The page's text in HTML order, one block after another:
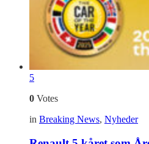
5
0 Votes
in Breaking News, Nyheder